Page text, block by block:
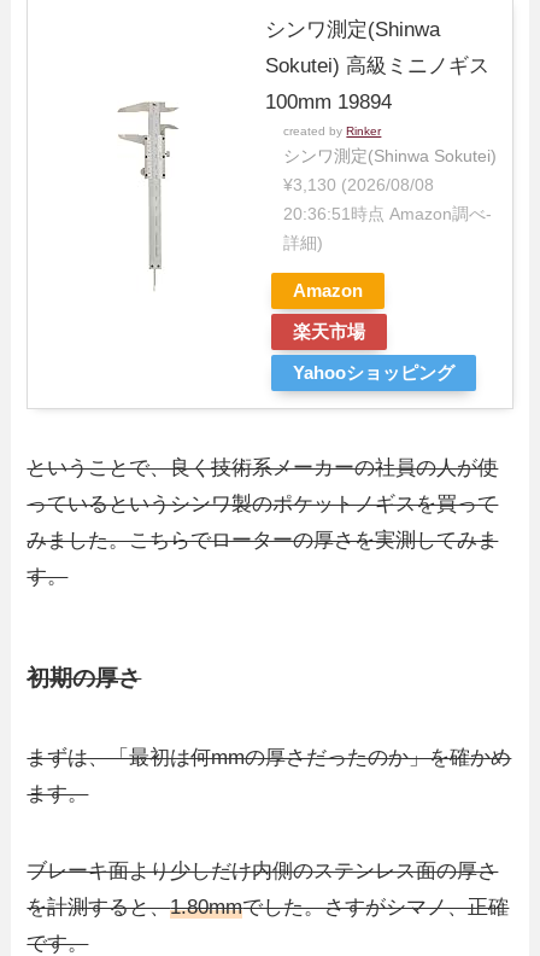
シンワ測定(Shinwa
Sokutei) 高級ミニノギス
100mm 19894
created byRinker
シンワ測定(Shinwa Sokutei)
¥3,130 (2026/08/08
20:36:51時点 Amazon調べ-
詳細)
Amazon
楽天市場
Yahooショッピング
ということで、良く技術系メーカーの社員の人が使
っているというシンワ製のポケットノギスを買って
みました。こちらでローターの厚さを実測してみま
す。
初期の厚さ
まずは、「最初は何mmの厚さだったのか」を確かめ
ます。
ブレーキ面より少しだけ内側のステンレス面の厚さ
を計測すると、1.80mmでした。さすがシマノ、正確
です。